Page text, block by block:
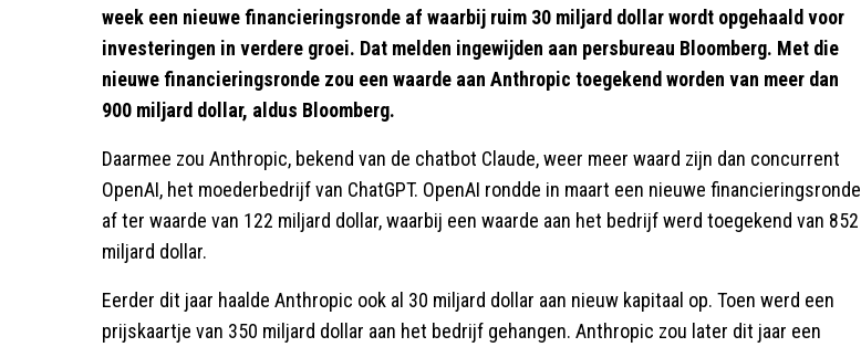
week een nieuwe financieringsronde af waarbij ruim 30 miljard dollar wordt opgehaald voor
investeringen in verdere groei. Dat melden ingewijden aan persbureau Bloomberg. Met die
nieuwe financieringsronde zou een waarde aan Anthropic toegekend worden van meer dan
900 miljard dollar, aldus Bloomberg.
Daarmee zou Anthropic, bekend van de chatbot Claude, weer meer waard zijn dan concurrent
OpenAI, het moederbedrijf van ChatGPT. OpenAI rondde in maart een nieuwe financieringsronde
af ter waarde van 122 miljard dollar, waarbij een waarde aan het bedrijf werd toegekend van 852
miljard dollar.
Eerder dit jaar haalde Anthropic ook al 30 miljard dollar aan nieuw kapitaal op. Toen werd een
prijskaartje van 350 miljard dollar aan het bedrijf gehangen. Anthropic zou later dit jaar een